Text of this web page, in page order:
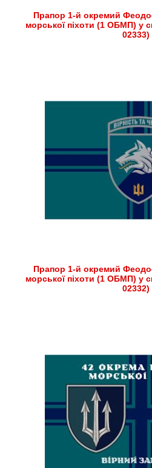
Прапор 1-й окремий
морської піхоти (1 ОБМП) у
02333)
Прапор 1-й окремий
морської піхоти (1 ОБМП) у
02332)